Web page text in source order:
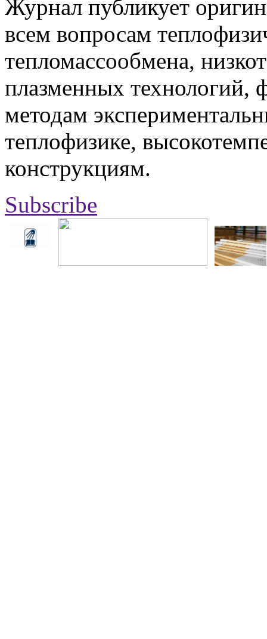
Журнал публикует
всем вопросам
тепломассообмена,
плазменных технологий,
методам
теплофизике,
конструкциям.
Subscribe